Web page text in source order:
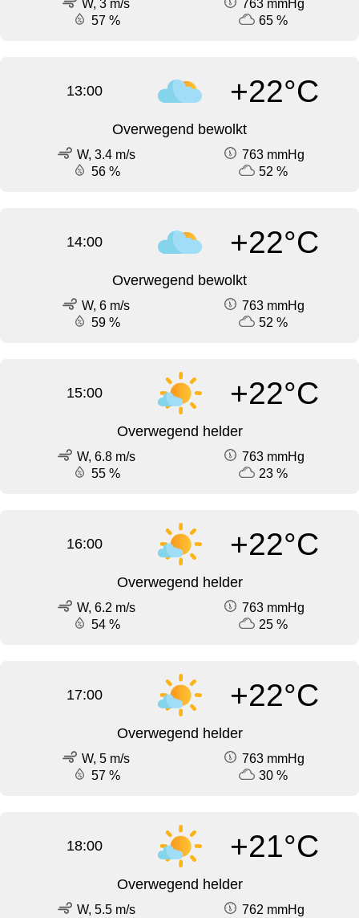
W, 3 m/s
763 mmHg
57 %
65 %
13:00 +22°C
Overwegend bewolkt
W, 3.4 m/s
763 mmHg
56 %
52 %
14:00 +22°C
Overwegend bewolkt
W, 6 m/s
763 mmHg
59 %
52 %
15:00 +22°C
Overwegend helder
W, 6.8 m/s
763 mmHg
55 %
23 %
16:00 +22°C
Overwegend helder
W, 6.2 m/s
763 mmHg
54 %
25 %
17:00 +22°C
Overwegend helder
W, 5 m/s
763 mmHg
57 %
30 %
18:00 +21°C
Overwegend helder
W, 5.5 m/s
762 mmHg